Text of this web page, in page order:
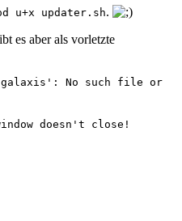
u+x updater.sh.
es aber als vorletzte
'galaxis': No such file or
doesn't close!